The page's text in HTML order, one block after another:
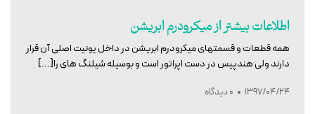
اطلاعات بیشتر از میکرودرم ابریشن
همه قطعات و قسمتهای میکرودرم ابریشن در داخل یونیت اصلی آن قرار
دارند ولی هندپیس در دست اپراتور است و بوسیله شیلنگ های را[...]
1397/04/24 0 دیدگاه